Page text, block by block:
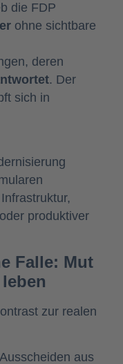
die FDP
ohne sichtbare
deren
. Der
sich in
produktiver
Falle: Mut
zur realen
aus